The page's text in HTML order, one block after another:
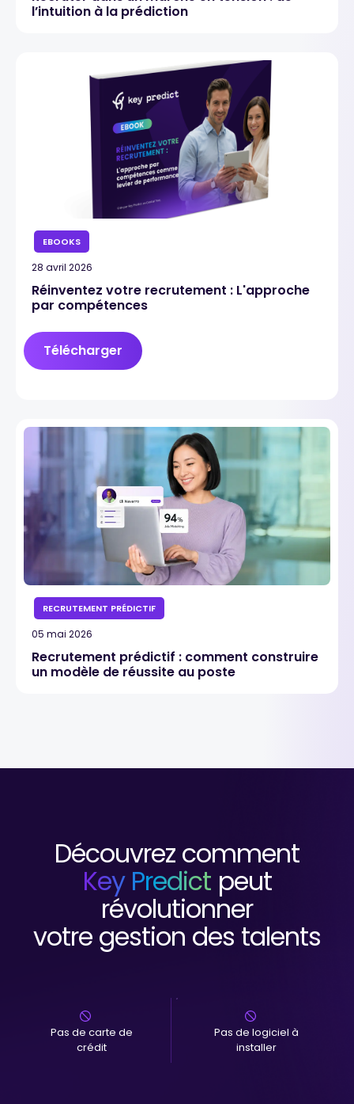
l’intuition à la prédiction
EBOOKS
28 avril 2026
Réinventez votre recrutement : L'approche
par compétences
Télécharger
RECRUTEMENT PRÉDICTIF
05 mai 2026
Recrutement prédictif : comment construire
un modèle de réussite au poste
Découvrez comment
Key Predict peut
révolutionner
votre gestion des talents
Pas de carte de
crédit
Pas de logiciel à
installer